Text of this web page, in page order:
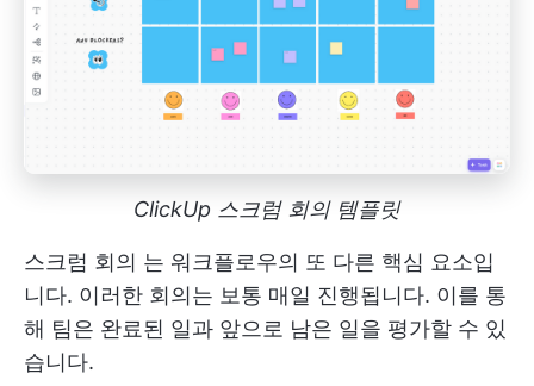
ClickUp 스크럼 회의 템플릿
스크럼 회의 는 워크플로우의 또 다른 핵심 요소입
니다. 이러한 회의는 보통 매일 진행됩니다. 이를 통
해 팀은 완료된 일과 앞으로 남은 일을 평가할 수 있
습니다.